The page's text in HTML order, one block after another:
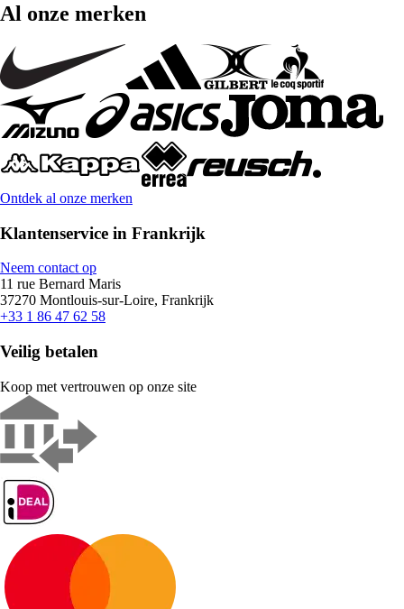
Al onze merken
Ontdek al onze merken
Klantenservice in Frankrijk
Neem contact op
11 rue Bernard Maris
37270 Montlouis-sur-Loire, Frankrijk
+33 1 86 47 62 58
Veilig betalen
Koop met vertrouwen op onze site